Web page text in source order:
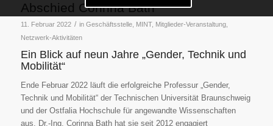
Abschied Corinna Bath
11. Februar 2022 / in Geschäftsstelle, MINT, Mitglieder-Veranstaltung,
Netzwerk-Aktivitäten
Ein Blick auf neun Jahre „Gender, Technik und
Mobilität“
Ende Februar 2022 läuft die erfolgreiche Professur „Gender,
Technik und Mobilität“ der Technischen Universität Braunschweig
und der Ostfalia Hochschule für angewandte Wissenschaften
aus. Dr.-Ing. Corinna Bath hat sie seit 2012 engagiert